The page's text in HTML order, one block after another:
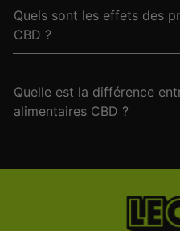
Quels sont les effets des
CBD ?
Quelle est la différence
alimentaires CBD ?